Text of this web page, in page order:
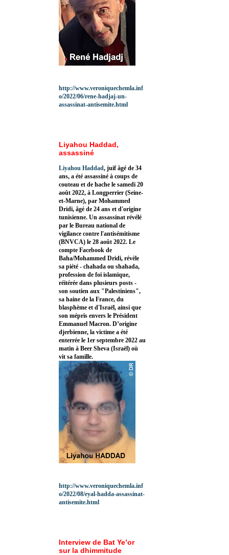
http://www.veroniquechemla.inf
o/2022/06/rene-hadjaj-un-
assassinat-antisemite.html
Liyahou Haddad,
assassiné
Liyahou Haddad, juif âgé de 34
ans, a été assassiné à coups de
couteau et de hache le samedi 20
août 2022, à Longperrier (Seine-
et-Marne), par Mohammed
Dridi, âgé de 24 ans et d'origine
tunisienne. Un assassinat révélé
par le Bureau national de
vigilance contre l'antisémitisme
(BNVCA) le 28 août 2022. Le
compte Facebook de
Baha/Mohammed Dridi, révèle
sa piété - chahada ou shahada,
profession de foi islamique,
réitérée dans plusieurs posts -
son soutien aux "Palestiniens",
sa haine de la France, du
blasphème et d'Israël, ainsi que
son mépris envers le Président
Emmanuel Macron. D’origine
djerbienne, la victime a été
enterrée le 1er septembre 2022 au
matin à Beer Sheva (Israël) où
vit sa famille.
http://www.veroniquechemla.inf
o/2022/08/eyal-hadda-assassinat-
antisemite.html
Interview de Bat Ye’or
sur la dhimmitude